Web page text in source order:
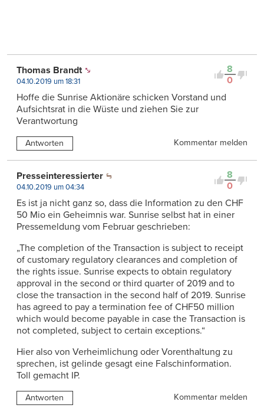
8
0
Thomas Brandt
04.10.2019 um 18:31
Hoffe die Sunrise Aktionäre schicken Vorstand und
Aufsichtsrat in die Wüste und ziehen Sie zur
Verantwortung
Antworten Kommentar melden
8
0
Presseinteressierter
04.10.2019 um 04:34
Es ist ja nicht ganz so, dass die Information zu den CHF
50 Mio ein Geheimnis war. Sunrise selbst hat in einer
Pressemeldung vom Februar geschrieben:
„The completion of the Transaction is subject to receipt
of customary regulatory clearances and completion of
the rights issue. Sunrise expects to obtain regulatory
approval in the second or third quarter of 2019 and to
close the transaction in the second half of 2019. Sunrise
has agreed to pay a termination fee of CHF50 million
which would become payable in case the Transaction is
not completed, subject to certain exceptions.“
Hier also von Verheimlichung oder Vorenthaltung zu
sprechen, ist gelinde gesagt eine Falschinformation.
Toll gemacht IP.
Antworten
Kommentar melden